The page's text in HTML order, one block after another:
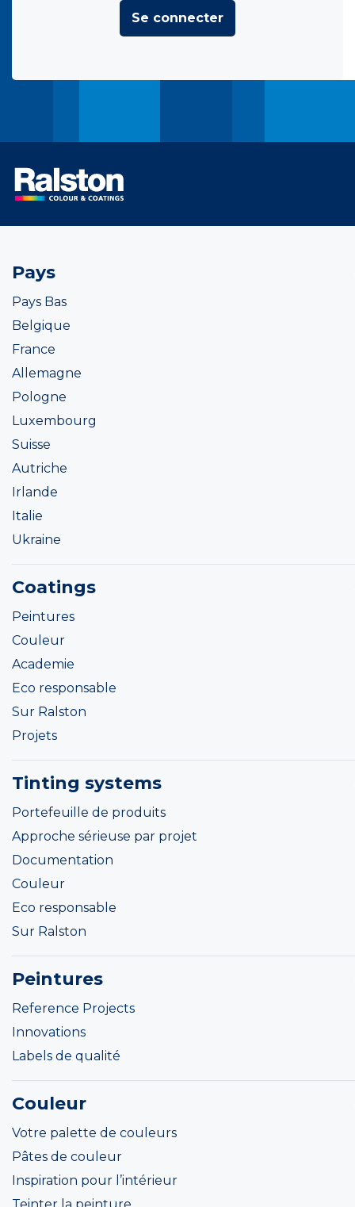
Se connecter
Pays
Pays Bas
Belgique
France
Allemagne
Pologne
Luxembourg
Suisse
Autriche
Irlande
Italie
Ukraine
Coatings
Peintures
Couleur
Academie
Eco responsable
Sur Ralston
Projets
Tinting systems
Portefeuille de produits
Approche sérieuse par projet
Documentation
Couleur
Eco responsable
Sur Ralston
Peintures
Reference Projects
Innovations
Labels de qualité
Couleur
Votre palette de couleurs
Pâtes de couleur
Inspiration pour l’intérieur
Teinter la peinture